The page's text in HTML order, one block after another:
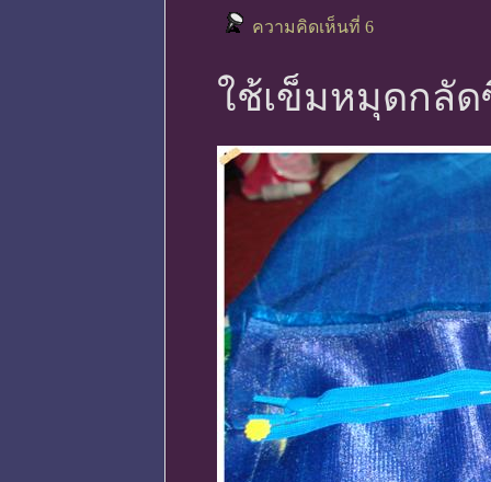
ความคิดเห็นที่ 6
ใช้เข็มหมุดกลั